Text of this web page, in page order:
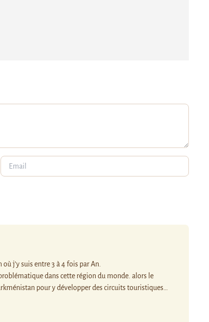
j’y suis entre 3 à 4 fois par An.
dans cette région du monde. alors le
pour y développer des circuits touristiques…